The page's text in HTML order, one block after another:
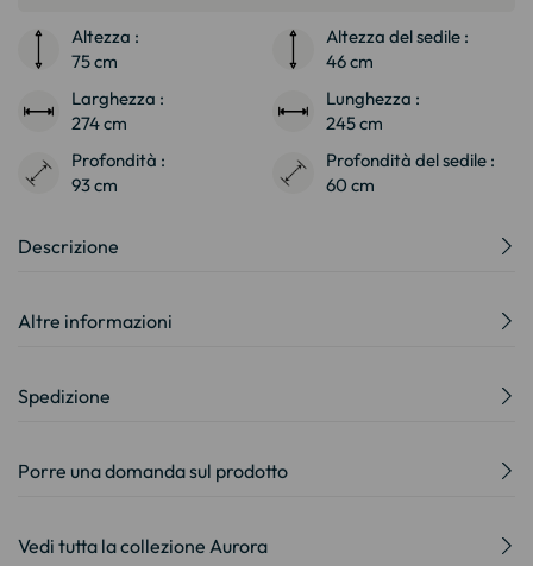
Altezza :
75 cm
Altezza del sedile :
46 cm
Larghezza :
274 cm
Lunghezza :
245 cm
Profondità :
93 cm
Profondità del sedile :
60 cm
Descrizione
Altre informazioni
Spedizione
Porre una domanda sul prodotto
Vedi tutta la collezione Aurora